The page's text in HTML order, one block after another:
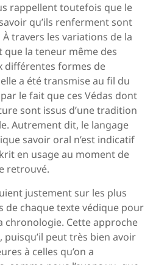
rappellent toutefois que le
qu’ils renferment sont
travers les variations de la
que la teneur même des
différentes formes de
a été transmise au fil du
le fait que ces Védas dont
sont issus d’une tradition
Autrement dit, le langage
savoir oral n’est indicatif
en usage au moment de
retrouvé.
justement sur les plus
de chaque texte védique pour
chronologie. Cette approche
peut très bien avoir
à celles qu’on a